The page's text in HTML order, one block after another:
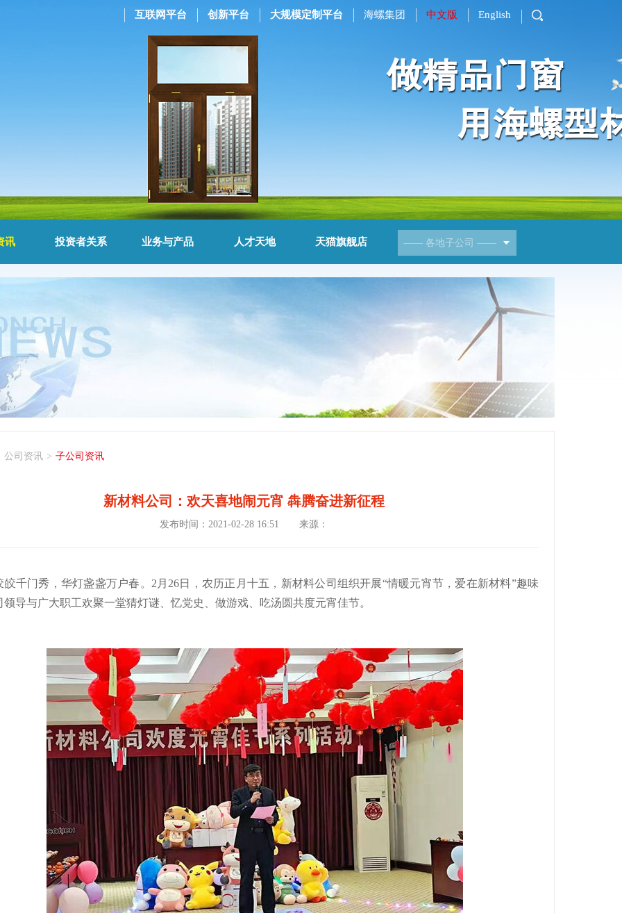
English
中文版
海螺集团
大规模定制平台
创新平台
互联网平台
讯 投资者关系 业务与产品 人才天地 天猫旗舰店 —— 各地子公司 ——
公司资讯 > 子公司资讯
新材料公司：欢天喜地闹元宵 犇腾奋进新征程
发布时间：2021-02-28 16:51 来源：
皎千门秀，华灯盏盏万户春。2月26日，农历正月十五，新材料公司组织开展“情暖元宵节，爱在新材料”趣味
领导与广大职工欢聚一堂猜灯谜、忆党史、做游戏、吃汤圆共度元宵佳节。